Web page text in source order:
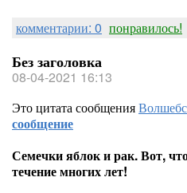
комментарии: 0 понравилось!
Без заголовка
08-04-2021 16:13
Это цитата сообщения
сообщение
Семечки яблок и рак. Вот,
течение многих лет!